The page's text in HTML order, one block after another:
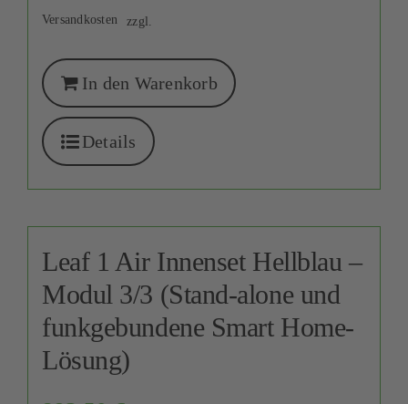
zzgl.
Versandkosten
In den Warenkorb
Details
Leaf 1 Air Innenset Hellblau –
Modul 3/3 (Stand-alone und
funkgebundene Smart Home-
Lösung)